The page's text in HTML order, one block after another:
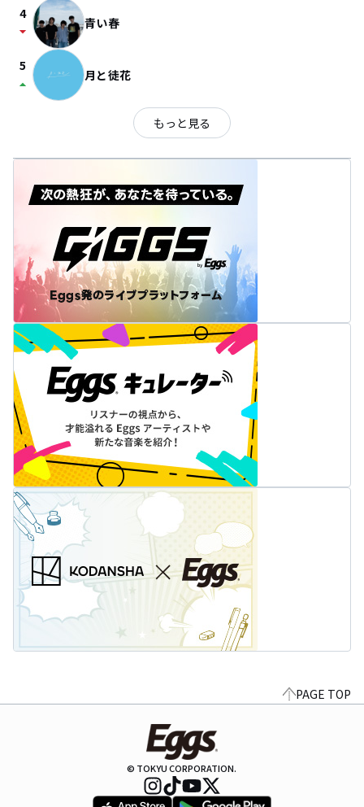
4
arrow_drop_down 青い春
5
arrow_drop_up 月と徒花
もっと見る
PAGE TOP
© TOKYU CORPORATION.